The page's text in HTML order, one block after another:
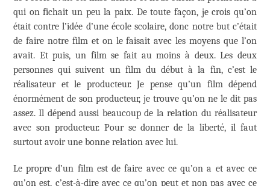
qui on fichait un peu la paix. De toute façon, je crois qu’on
était contre l’idée d’une école scolaire, donc notre but c’était
de faire notre film et on le faisait avec les moyens que l’on
avait. Et puis, un film se fait au moins à deux. Les deux
personnes qui suivent un film du début à la fin, c’est le
réalisateur et le producteur. Je pense qu’un film dépend
énormément de son producteur, je trouve qu’on ne le dit pas
assez. Il dépend aussi beaucoup de la relation du réalisateur
avec son producteur. Pour se donner de la liberté, il faut
surtout avoir une bonne relation avec lui.
Le propre d’un film est de faire avec ce qu’on a et avec ce
qu’on est, c’est-à-dire avec ce qu’on peut et non pas avec ce